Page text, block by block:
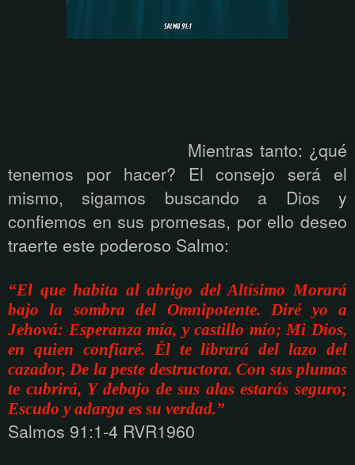
Mientras tanto: ¿qué
tenemos por hacer? El consejo será el
mismo, sigamos buscando a Dios y
confiemos en sus promesas, por ello deseo
traerte este poderoso Salmo:
“El que habita al abrigo del Altísimo Morará
bajo la sombra del Omnipotente. Diré yo a
Jehová: Esperanza mía, y castillo mío; Mi Dios,
en quien confiaré. Él te librará del lazo del
cazador, De la peste destructora. Con sus plumas
te cubrirá, Y debajo de sus alas estarás seguro;
Escudo y adarga es su verdad.”
Salmos 91:1-4 RVR1960